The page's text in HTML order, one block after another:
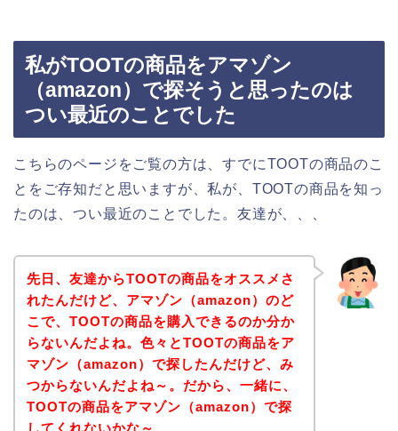
私がTOOTの商品をアマゾン
（amazon）で探そうと思ったのは
つい最近のことでした
こちらのページをご覧の方は、すでにTOOTの商品のこ
とをご存知だと思いますが、私が、TOOTの商品を知っ
たのは、つい最近のことでした。友達が、、、
先日、友達からTOOTの商品をオススメさ
れたんだけど、アマゾン（amazon）のど
こで、TOOTの商品を購入できるのか分か
らないんだよね。色々とTOOTの商品をア
マゾン（amazon）で探したんだけど、み
つからないんだよね～。だから、一緒に、
TOOTの商品をアマゾン（amazon）で探
してくれないかな～